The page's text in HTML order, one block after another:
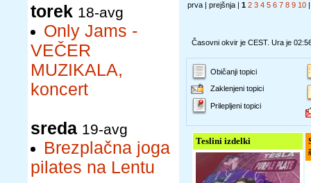
torek 18-avg
Only Jams -
VEČER
MUZIKALA,
koncert
sreda 19-avg
Brezplačna joga
pilates na Lentu
prva | prejšnja | 1 2 3 4 5 6 7 8 9 10
Časovni okvir je CEST. Ura je
Običanji topici
Zaklenjeni topici
Prilepljeni topici
Teslini izdelki